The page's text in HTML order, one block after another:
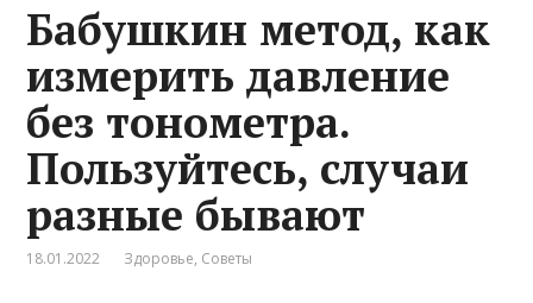
Бабушкин метод, как
измерить давление
без тонометра.
Пользуйтесь, случаи
разные бывают
18.01.2022 Здоровье, Советы